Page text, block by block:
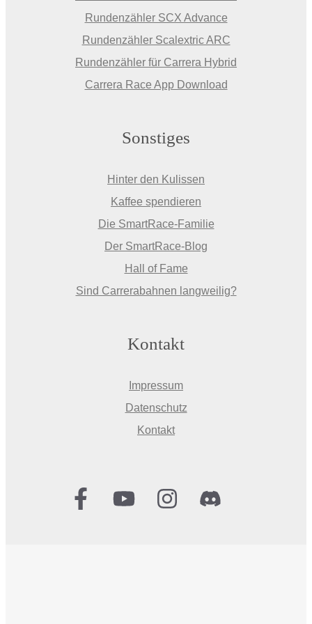
Rundenzähler SCX Advance
Rundenzähler Scalextric ARC
Rundenzähler für Carrera Hybrid
Carrera Race App Download
Sonstiges
Hinter den Kulissen
Kaffee spendieren
Die SmartRace-Familie
Der SmartRace-Blog
Hall of Fame
Sind Carrerabahnen langweilig?
Kontakt
Impressum
Datenschutz
Kontakt